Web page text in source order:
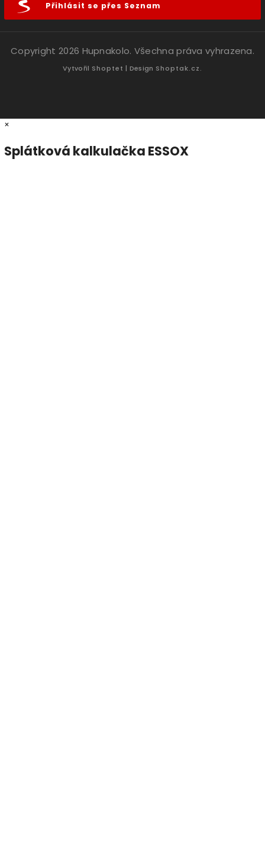
Přihlásit se přes Seznam
Copyright 2026 Hupnakolo. Všechna práva vyhrazena.
Vytvořil Shoptet | Design Shoptak.cz.
×
Splátková kalkulačka ESSOX